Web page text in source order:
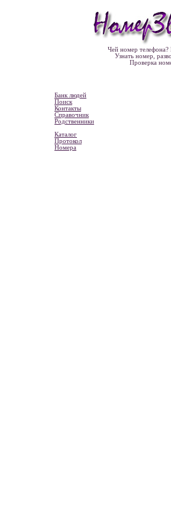
Чей номер телефона?
Узнать номер,
Проверка
Банк людей
Поиск
Контакты
Справочник
Родственники
Каталог
Протокол
Номера